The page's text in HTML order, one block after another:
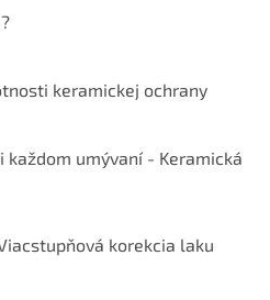
keramickej ochrany
umývaní - Keramická
korekcia laku